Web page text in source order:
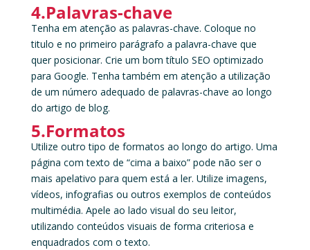
4.Palavras-chave
Tenha em atenção as palavras-chave. Coloque no
titulo e no primeiro parágrafo a palavra-chave que
quer posicionar. Crie um bom título SEO optimizado
para Google. Tenha também em atenção a utilização
de um número adequado de palavras-chave ao longo
do artigo de blog.
5.Formatos
Utilize outro tipo de formatos ao longo do artigo. Uma
página com texto de “cima a baixo” pode não ser o
mais apelativo para quem está a ler. Utilize imagens,
vídeos, infografias ou outros exemplos de conteúdos
multimédia. Apele ao lado visual do seu leitor,
utilizando conteúdos visuais de forma criteriosa e
enquadrados com o texto.